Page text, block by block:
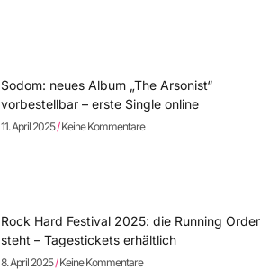
Sodom: neues Album „The Arsonist“
vorbestellbar – erste Single online
11. April 2025 Keine Kommentare
Rock Hard Festival 2025: die Running Order
steht – Tagestickets erhältlich
8. April 2025 Keine Kommentare